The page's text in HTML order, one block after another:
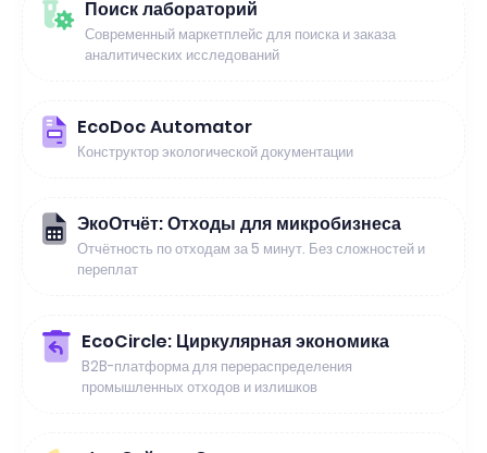
Поиск лабораторий
Современный маркетплейс для поиска и заказа
аналитических исследований
EcoDoc Automator
Конструктор экологической документации
ЭкоОтчёт: Отходы для микробизнеса
Отчётность по отходам за 5 минут. Без сложностей и
переплат
EcoCircle: Циркулярная экономика
B2B-платформа для перераспределения
промышленных отходов и излишков